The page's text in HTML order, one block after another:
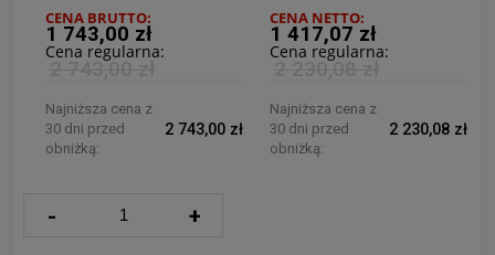
CENA BRUTTO:
1 743,00 zł
Cena regularna:
2 743,00 zł
Najniższa cena z
30 dni przed
obniżką:
2 743,00 zł
CENA NETTO:
1 417,07 zł
Cena regularna:
2 230,08 zł
Najniższa cena z
30 dni przed
obniżką:
2 230,08 zł
- +